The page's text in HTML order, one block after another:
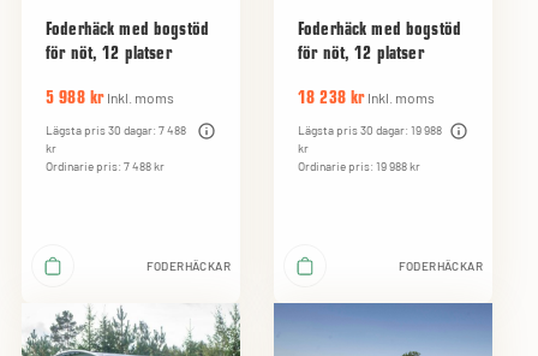
Foderhäck med bogstöd
för nöt, 12 platser
5 988 kr Inkl. moms
Lägsta pris 30 dagar: 7 488
kr
Ordinarie pris: 7 488 kr
FODERHÄCKAR
Foderhäck med bogstöd
för nöt, 12 platser
18 238 kr Inkl. moms
Lägsta pris 30 dagar: 19 988
kr
Ordinarie pris: 19 988 kr
FODERHÄCKAR